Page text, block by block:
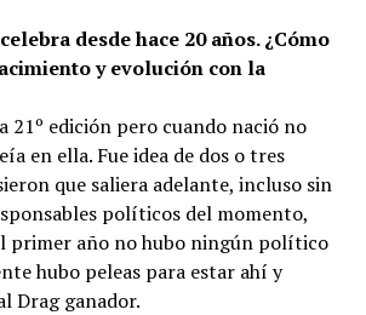
desde hace 20 años. ¿Cómo
y evolución con la
21º edición pero cuando nació no
en ella. Fue idea de dos o tres
que saliera adelante, incluso sin
políticos del momento,
primer año no hubo ningún político
hubo peleas para estar ahí y
Drag ganador.